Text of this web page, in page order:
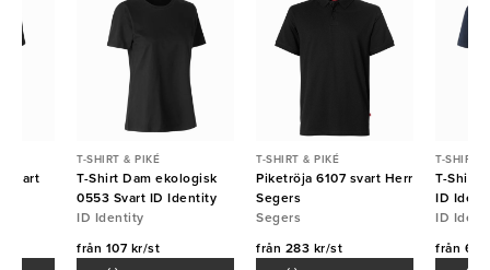
Svart
T-SHIRT & PIKÉ
T-Shirt Dam ekologisk
0553 Svart ID Identity
ID Identity
från 107 kr/st
T-SHIRT & PIKÉ
Piketröja 6107 svart Herr
Segers
Segers
från 283 kr/st
T-SHIRT
T-Shirt
ID
ID
från 67